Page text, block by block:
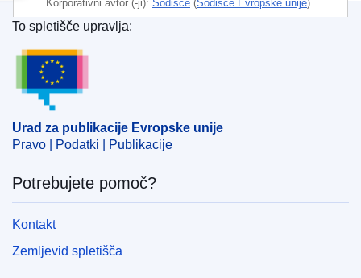
Korporativni avtor (-ji): Sodišče (Sodišče Evropske unije)
premoženje
CELEX : 62018CA0787
OJ : JOC_2021_035_R_0003
IMMC : ARR-C-0787-2018
Urad za publikacije Evropske unije
To spletišče upravlja:
Urad za publikacije Evropske unije
Pravo | Podatki | Publikacije
Potrebujete pomoč?
Kontakt
Zemljevid spletišča